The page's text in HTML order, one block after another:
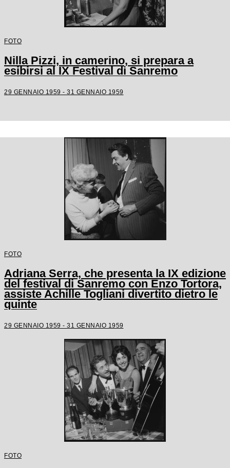
FOTO
Nilla Pizzi, in camerino, si prepara a
esibirsi al IX Festival di Sanremo
29 GENNAIO 1959 - 31 GENNAIO 1959
FOTO
Adriana Serra, che presenta la IX edizione
del festival di Sanremo con Enzo Tortora,
assiste Achille Togliani divertito dietro le
quinte
29 GENNAIO 1959 - 31 GENNAIO 1959
FOTO